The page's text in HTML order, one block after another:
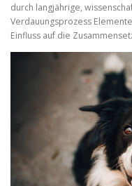
durch langjährige,
Verdauungsprozess
Einfluss auf die